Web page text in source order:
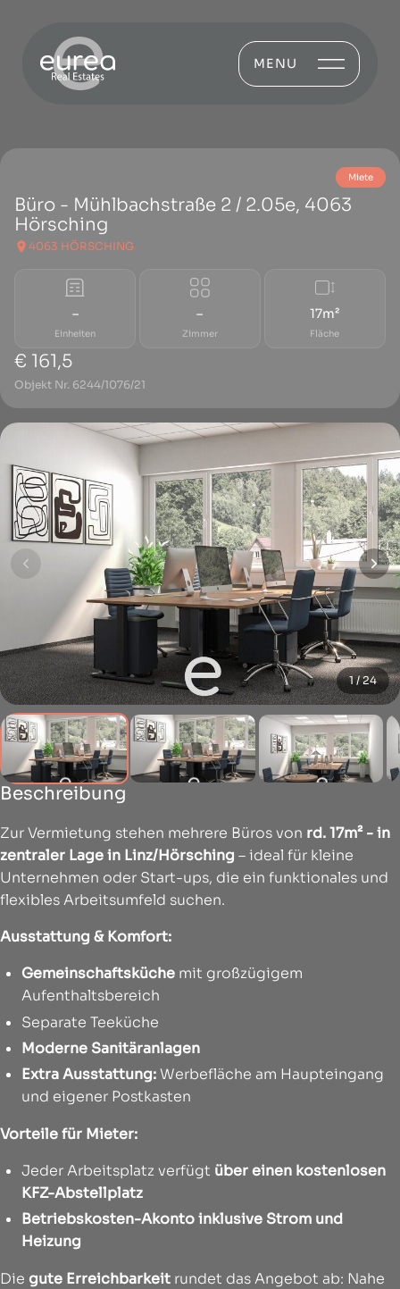
MENU
Miete
Büro - Mühlbachstraße 2 / 2.05e, 4063
Hörsching
4063 HÖRSCHING
–
Einheiten
–
Zimmer
17m²
Fläche
€ 161,5
Objekt Nr. 6244/1076/21
1 / 24
Beschreibung
Zur Vermietung stehen mehrere Büros von rd. 17m² - in
zentraler Lage in Linz/Hörsching – ideal für kleine
Unternehmen oder Start-ups, die ein funktionales und
flexibles Arbeitsumfeld suchen.
Ausstattung & Komfort:
Gemeinschaftsküche mit großzügigem
Aufenthaltsbereich
Separate Teeküche
Moderne Sanitäranlagen
Extra Ausstattung:Werbefläche am Haupteingang
und eigener Postkasten
Vorteile für Mieter:
Jeder Arbeitsplatz verfügt über einen kostenlosen
KFZ-Abstellplatz
Betriebskosten-Akonto inklusive Strom und
Heizung
Die gute Erreichbarkeit rundet das Angebot ab: Nahe